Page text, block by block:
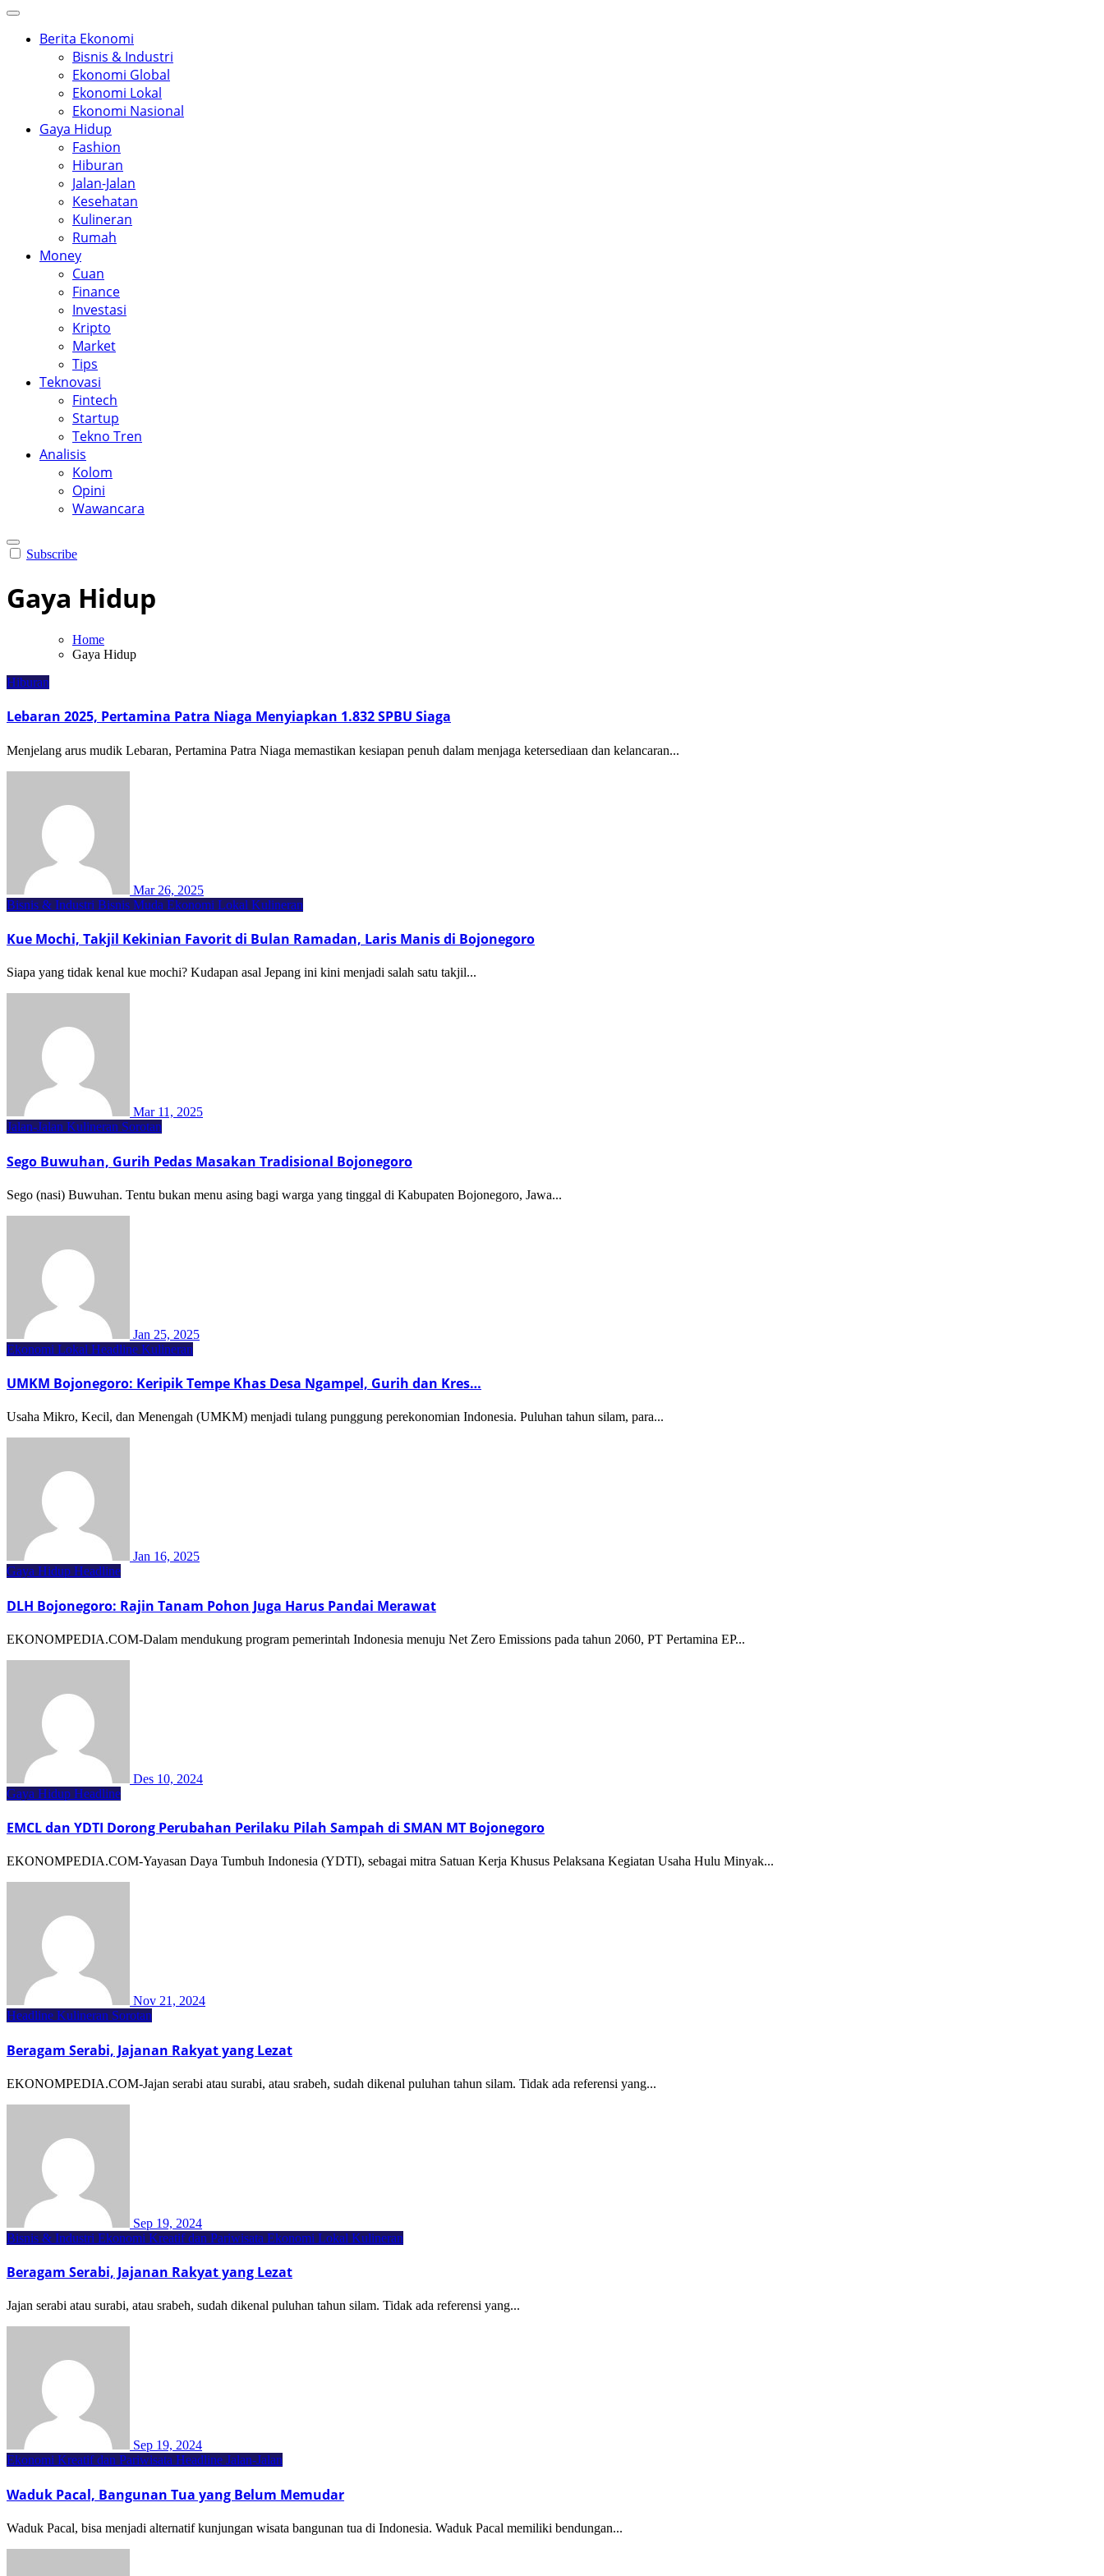
Berita Ekonomi
Bisnis & Industri
Ekonomi Global
Ekonomi Lokal
Ekonomi Nasional
Gaya Hidup
Fashion
Hiburan
Jalan-Jalan
Kesehatan
Kulineran
Rumah
Money
Cuan
Finance
Investasi
Kripto
Market
Tips
Teknovasi
Fintech
Startup
Tekno Tren
Analisis
Kolom
Opini
Wawancara
Subscribe
Gaya Hidup
Home
Gaya Hidup
Hiburan
Lebaran 2025, Pertamina Patra Niaga Menyiapkan 1.832 SPBU Siaga
Menjelang arus mudik Lebaran, Pertamina Patra Niaga memastikan kesiapan penuh dalam menjaga ketersediaan dan kelancaran...
Mar 26, 2025
Bisnis & Industri Bisnis Muda Ekonomi Lokal Kulineran
Kue Mochi, Takjil Kekinian Favorit di Bulan Ramadan, Laris Manis di Bojonegoro
Siapa yang tidak kenal kue mochi? Kudapan asal Jepang ini kini menjadi salah satu takjil...
Mar 11, 2025
Jalan-Jalan Kulineran Sorotan
Sego Buwuhan, Gurih Pedas Masakan Tradisional Bojonegoro
Sego (nasi) Buwuhan. Tentu bukan menu asing bagi warga yang tinggal di Kabupaten Bojonegoro, Jawa...
Jan 25, 2025
Ekonomi Lokal Headline Kulineran
UMKM Bojonegoro: Keripik Tempe Khas Desa Ngampel, Gurih dan Kres…
Usaha Mikro, Kecil, dan Menengah (UMKM) menjadi tulang punggung perekonomian Indonesia. Puluhan tahun silam, para...
Jan 16, 2025
Gaya Hidup Headline
DLH Bojonegoro: Rajin Tanam Pohon Juga Harus Pandai Merawat
EKONOMPEDIA.COM-Dalam mendukung program pemerintah Indonesia menuju Net Zero Emissions pada tahun 2060, PT Pertamina EP...
Des 10, 2024
Gaya Hidup Headline
EMCL dan YDTI Dorong Perubahan Perilaku Pilah Sampah di SMAN MT Bojonegoro
EKONOMPEDIA.COM-Yayasan Daya Tumbuh Indonesia (YDTI), sebagai mitra Satuan Kerja Khusus Pelaksana Kegiatan Usaha Hulu Minyak...
Nov 21, 2024
Headline Kulineran Sorotan
Beragam Serabi, Jajanan Rakyat yang Lezat
EKONOMPEDIA.COM-Jajan serabi atau surabi, atau srabeh, sudah dikenal puluhan tahun silam. Tidak ada referensi yang...
Sep 19, 2024
Bisnis & Industri Ekonomi Kreatif dan Pariwisata Ekonomi Lokal Kulineran
Beragam Serabi, Jajanan Rakyat yang Lezat
Jajan serabi atau surabi, atau srabeh, sudah dikenal puluhan tahun silam. Tidak ada referensi yang...
Sep 19, 2024
Ekonomi Kreatif dan Pariwisata Headline Jalan-Jalan
Waduk Pacal, Bangunan Tua yang Belum Memudar
Waduk Pacal, bisa menjadi alternatif kunjungan wisata bangunan tua di Indonesia. Waduk Pacal memiliki bendungan...